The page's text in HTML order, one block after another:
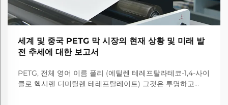
세계 및 중국 PETG 막 시장의 현재 상황 및 미래 발
전 추세에 대한 보고서
PETG, 전체 영어 이름 폴리 (에틸렌 테레프탈라테코-1,4-사이
클로 헥시렌 디미틸렌 테레프탈레이트) 그것은 투명하고